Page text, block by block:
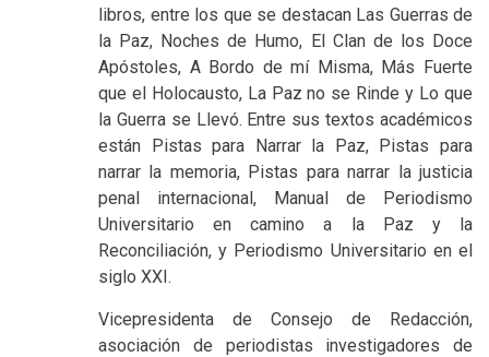
libros, entre los que se destacan Las Guerras de
la Paz, Noches de Humo, El Clan de los Doce
Apóstoles, A Bordo de mí Misma, Más Fuerte
que el Holocausto, La Paz no se Rinde y Lo que
la Guerra se Llevó. Entre sus textos académicos
están Pistas para Narrar la Paz, Pistas para
narrar la memoria, Pistas para narrar la justicia
penal internacional, Manual de Periodismo
Universitario en camino a la Paz y la
Reconciliación, y Periodismo Universitario en el
siglo XXI.
Vicepresidenta de Consejo de Redacción,
asociación de periodistas investigadores de